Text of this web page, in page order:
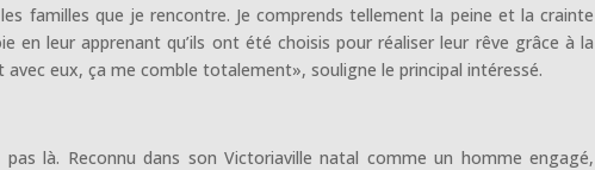
familles que je rencontre. Je comprends tellement la peine et la crainte
en leur apprenant qu’ils ont été choisis pour réaliser leur rêve grâce à la
eux, ça me comble totalement», souligne le principal intéressé.
là. Reconnu dans son Victoriaville natal comme un homme engagé,